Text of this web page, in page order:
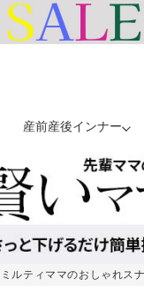
産前産後インナー
ルティママのおしゃれス